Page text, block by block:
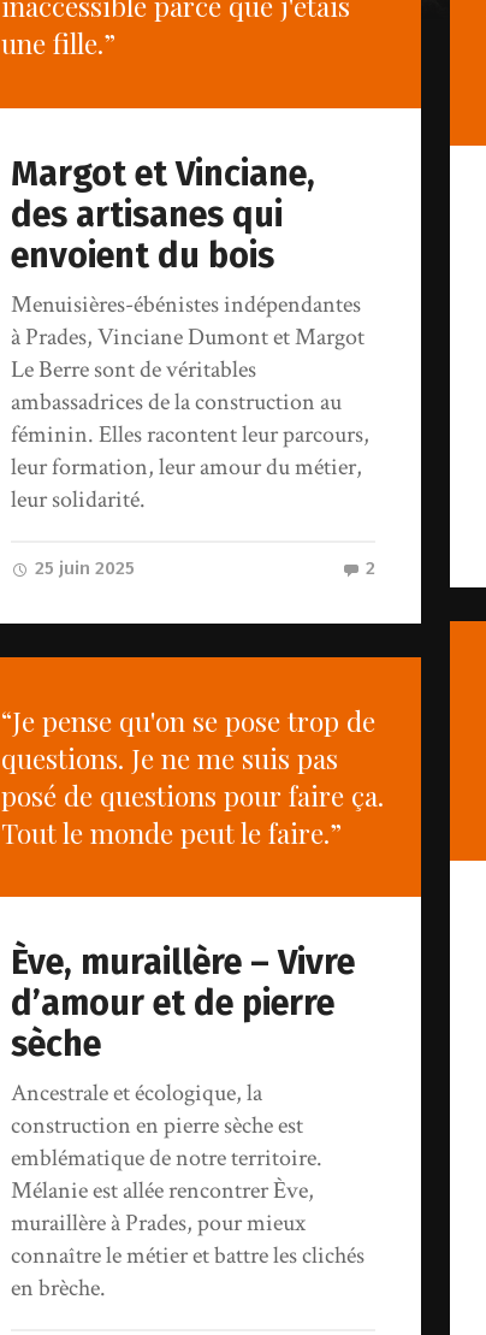
une fille.”
Margot et Vinciane,
des artisanes qui
envoient du bois
Menuisières-ébénistes indépendantes
à Prades, Vinciane Dumont et Margot
Le Berre sont de véritables
ambassadrices de la construction au
féminin. Elles racontent leur parcours,
leur formation, leur amour du métier,
leur solidarité.
25 juin 2025 2
“Je pense qu'on se pose trop de
questions. Je ne me suis pas
posé de questions pour faire ça.
Tout le monde peut le faire.”
Ève, muraillère – Vivre
d’amour et de pierre
sèche
Ancestrale et écologique, la
construction en pierre sèche est
emblématique de notre territoire.
Mélanie est allée rencontrer Ève,
muraillère à Prades, pour mieux
connaître le métier et battre les clichés
en brèche.